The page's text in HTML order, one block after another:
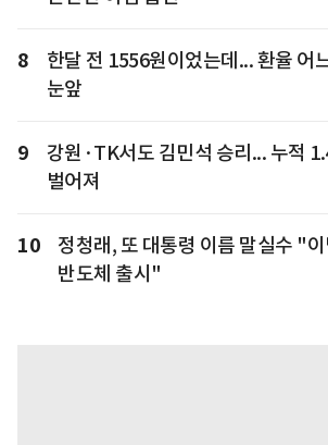
8
한달 전 1556원이었는데... 환율 어
눈앞
9
강원·TK서도 김민석 승리... 누적
벌어져
10
정청래, 또 대통령 이름 말실수 "
반도체 출시"